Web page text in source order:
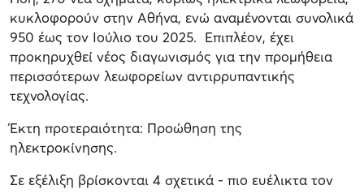
κυκλοφορούν στην Αθήνα, ενώ αναμένονται συνολικά
950 έως τον Ιούλιο του 2025. Επιπλέον, έχει
προκηρυχθεί νέος διαγωνισμός για την προμήθεια
περισσότερων λεωφορείων αντιρρυπαντικής
τεχνολογίας.
Έκτη προτεραιότητα: Προώθηση της
ηλεκτροκίνησης.
Σε εξέλιξη βρίσκονται 4 σχετικά - πιο ευέλικτα τον